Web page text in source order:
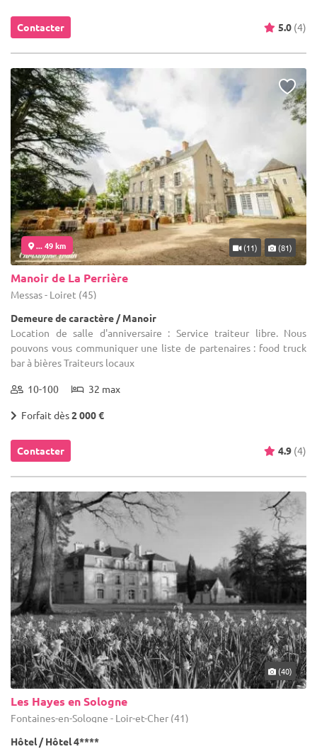
Contacter 5.0 (4)
... 49 km (11) (81)
Manoir de La Perrière
Messas - Loiret (45)
Demeure de caractère / Manoir
Location de salle d'anniversaire : Service traiteur libre. Nous
pouvons vous communiquer une liste de partenaires : food truck
bar à bières Traiteurs locaux
10-100 32 max
Forfait dès2 000 €
Contacter 4.9 (4)
(40)
Les Hayes en Sologne
Fontaines-en-Sologne - Loir-et-Cher (41)
Hôtel / Hôtel 4****